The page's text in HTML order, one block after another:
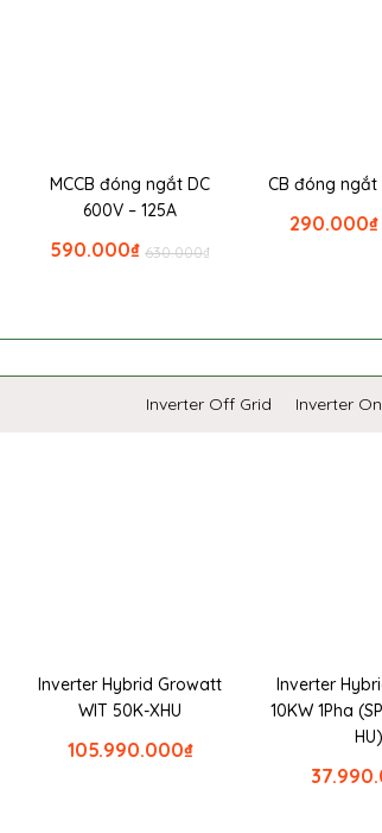
MCCB đóng ngắt DC
600V – 125A
₫
630.000
₫
590.000
CB đóng ngắt
₫
290.000
Inverter Off Grid Inverter
Inverter Hybrid Growatt
WIT 50K-XHU
₫
105.990.000
Inverter
10KW 1Pha
HU)